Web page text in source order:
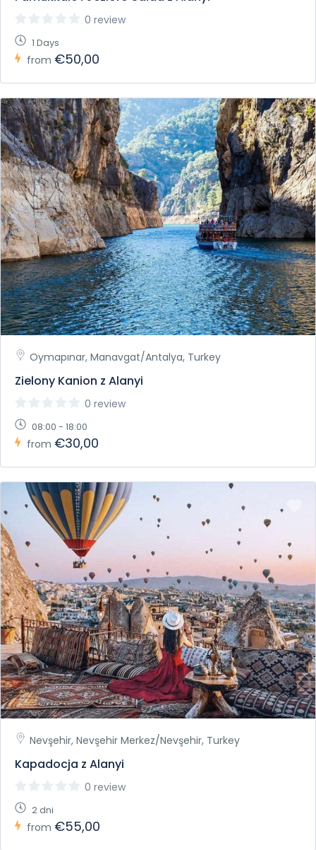
0 review
1 Days
from €50,00
Oymapınar, Manavgat/Antalya, Turkey
Zielony Kanion z Alanyi
0 review
08:00 - 18:00
from €30,00
Nevşehir, Nevşehir Merkez/Nevşehir, Turkey
Kapadocja z Alanyi
0 review
2 dni
from €55,00